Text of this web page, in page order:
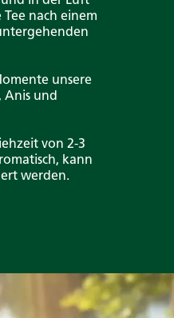
nach einem
unsere
Anis und
von 2-3
kann
werden.